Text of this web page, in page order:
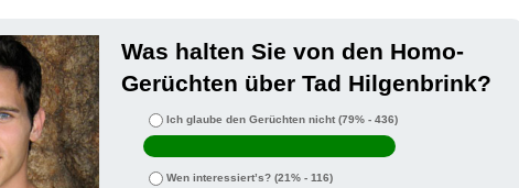
Was halten Sie von den Homo-
Gerüchten über Tad Hilgenbrink?
Ich glaube den Gerüchten nicht (79% - 436)
Wen interessiert’s? (21% - 116)